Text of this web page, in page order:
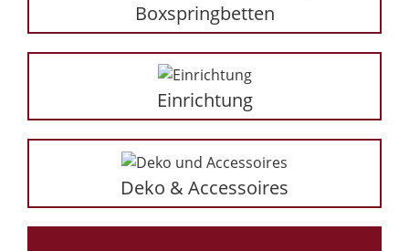
Boxspringbetten
Einrichtung
Deko & Accessoires